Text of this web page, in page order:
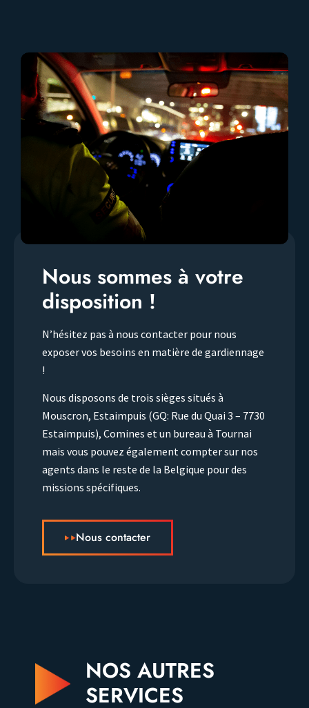
Nous sommes à votre
disposition !
N’hésitez pas à nous contacter pour nous
exposer vos besoins en matière de gardiennage
!
Nous disposons de trois sièges situés à
Mouscron, Estaimpuis (GQ: Rue du Quai 3 – 7730
Estaimpuis), Comines et un bureau à Tournai
mais vous pouvez également compter sur nos
agents dans le reste de la Belgique pour des
missions spécifiques.
Nous contacter
NOS AUTRES
SERVICES